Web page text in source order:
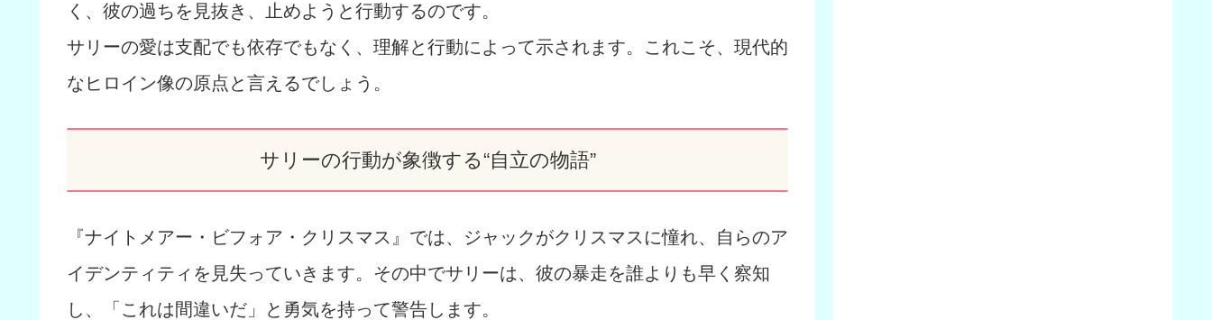
く、彼の過ちを見抜き、止めようと行動するのです。
サリーの愛は支配でも依存でもなく、理解と行動によって示されます。これこそ、現代的
なヒロイン像の原点と言えるでしょう。
サリーの行動が象徴する“自立の物語”
『ナイトメアー・ビフォア・クリスマス』では、ジャックがクリスマスに憧れ、自らのア
イデンティティを見失っていきます。その中でサリーは、彼の暴走を誰よりも早く察知
し、「これは間違いだ」と勇気を持って警告します。